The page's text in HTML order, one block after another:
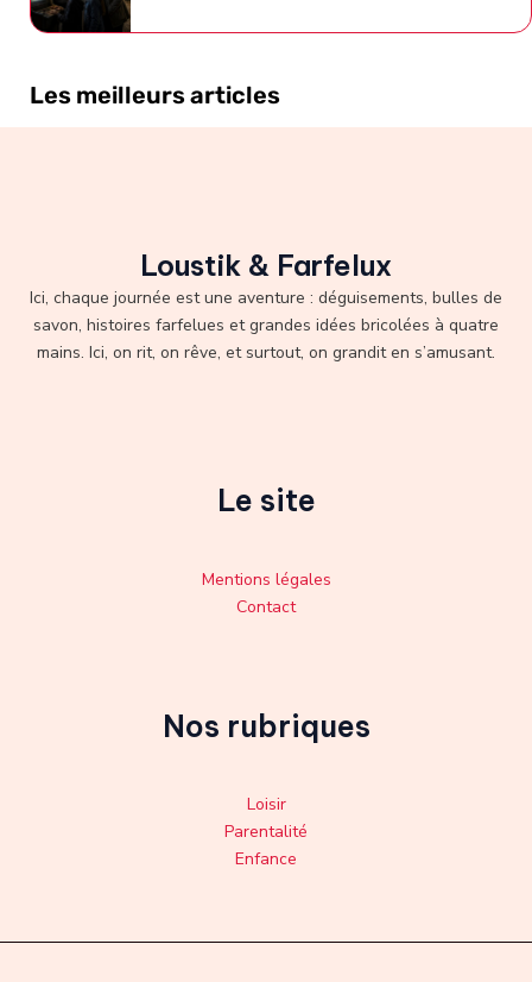
Les meilleurs articles
Loustik & Farfelux
Ici, chaque journée est une aventure : déguisements, bulles de
savon, histoires farfelues et grandes idées bricolées à quatre
mains. Ici, on rit, on rêve, et surtout, on grandit en s’amusant.
Le site
Mentions légales
Contact
Nos rubriques
Loisir
Parentalité
Enfance